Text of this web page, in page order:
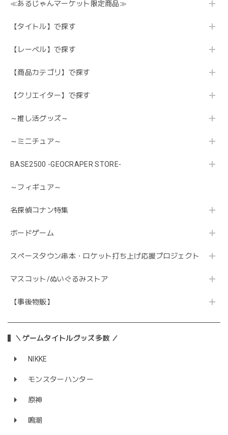
≪あるじゃんマーケット限定商品≫
【タイトル】で探す
【レーベル】で探す
【商品カテゴリ】で探す
【クリエイター】で探す
～推し活グッズ～
～ミニチュア～
BASE2500 -GEOCRAPER STORE-
～フィギュア～
名探偵コナン特集
ボードゲーム
スペースタウン串本・ロケット打ち上げ応援プロジェクト
マスコット/ぬいぐるみストア
【事後物販】
＼ゲームタイトルグッズ多数 ／
NIKKE
モンスターハンター
原神
鳴潮